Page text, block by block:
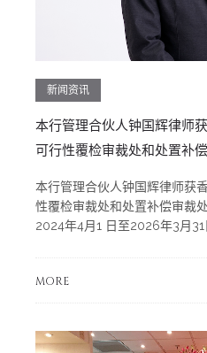
新闻资讯
本行管理合伙人钟国辉律师
可行性覆检审裁处和处置补
本行管理合伙人钟国辉律师获
性覆检审裁处和处置补偿审裁
2024年4月1 日至2026年3月31
MORE